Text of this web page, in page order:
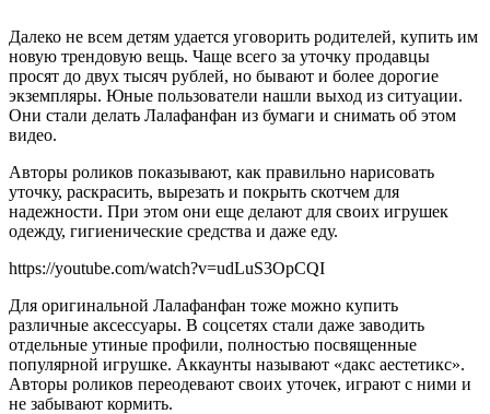
Далеко не всем детям удается уговорить родителей, купить им
новую трендовую вещь. Чаще всего за уточку продавцы
просят до двух тысяч рублей, но бывают и более дорогие
экземпляры. Юные пользователи нашли выход из ситуации.
Они стали делать Лалафанфан из бумаги и снимать об этом
видео.
Авторы роликов показывают, как правильно нарисовать
уточку, раскрасить, вырезать и покрыть скотчем для
надежности. При этом они еще делают для своих игрушек
одежду, гигиенические средства и даже еду.
https://youtube.com/watch?v=udLuS3OpCQI
Для оригинальной Лалафанфан тоже можно купить
различные аксессуары. В соцсетях стали даже заводить
отдельные утиные профили, полностью посвященные
популярной игрушке. Аккаунты называют «дакс аестетикс».
Авторы роликов переодевают своих уточек, играют с ними и
не забывают кормить.